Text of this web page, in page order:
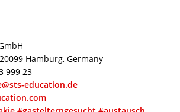
Hamburg, Germany
999 23
education.de